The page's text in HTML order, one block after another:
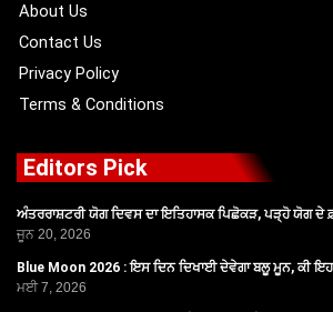
About Us
Contact Us
Privacy Policy
Terms & Conditions
Editors Pick
ਅੰਤਰਰਾਸ਼ਟਰੀ ਯੋਗ ਦਿਵਸ ਦਾ ਇਤਿਹਾਸਕ ਪਿਛੋਕੜ, ਪੜ੍ਹੋ ਯੋਗ ਦੇ
ਜੂਨ 20, 2026
Blue Moon 2026 : ਇਸ ਦਿਨ ਦਿਖਾਈ ਦੇਵੇਗਾ ਬਲੂ ਮੂਨ, ਕੀ ਇਹ
ਮਈ 7, 2026